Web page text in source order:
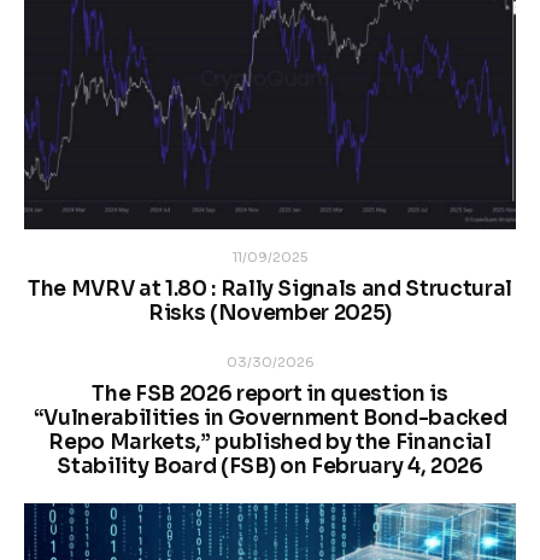
11/09/2025
The MVRV at 1.80 : Rally Signals and Structural
Risks (November 2025)
03/30/2026
The FSB 2026 report in question is
“Vulnerabilities in Government Bond-backed
Repo Markets,” published by the Financial
Stability Board (FSB) on February 4, 2026